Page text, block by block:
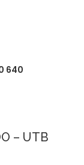
640
– UTB